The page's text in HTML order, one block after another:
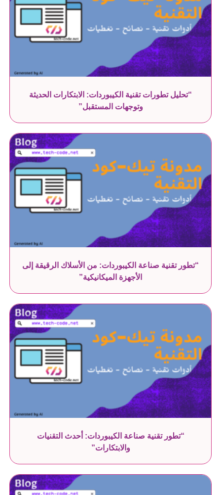
“تحليل تطورات تقنية الكيبوردات: الابتكارات الحديثة
وتوجهات المستقبل”
“تطور تقنية صناعة الكيبوردات: من الأسلاك الرقيقة إلى
الأجهزة الميكانيكية”
“تطور تقنية صناعة الكيبوردات: أحدث التقنيات
والابتكارات”